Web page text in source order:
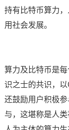
持有比特币算力
用社会发展。
算力及比特币是
识之士的共识，
还鼓励用户积极
与，这堪称是人